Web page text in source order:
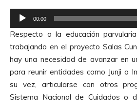
d
o
e
p
r
o
d
u
c
00:00
Respecto a la educación
trabajando en el proyecto Salas
hay una necesidad de avanzar en
para reunir entidades como Junji o
su vez, articularse con otros
Sistema Nacional de Cuidados o